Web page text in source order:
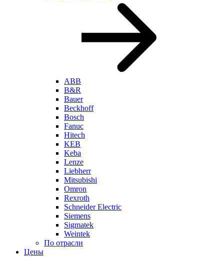
ABB
B&R
Bauer
Beckhoff
Bosch
Fanuc
Hitech
KEB
Keba
Lenze
Liebherr
Mitsubishi
Omron
Rexroth
Schneider Electric
Siemens
Sigmatek
Weintek
По отрасли
Цены